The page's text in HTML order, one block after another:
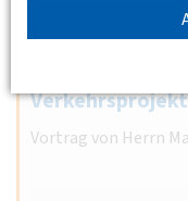
02.06.2008
HVV,
Vortrag von Herrn